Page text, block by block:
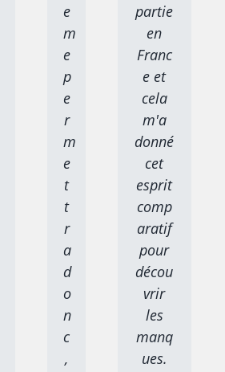
e
m
e
p
e
r
m
e
t
t
r
a
d
o
n
c
,
partie
en
Franc
e et
cela
m'a
donné
cet
esprit
comp
aratif
pour
décou
vrir
les
manq
ues.